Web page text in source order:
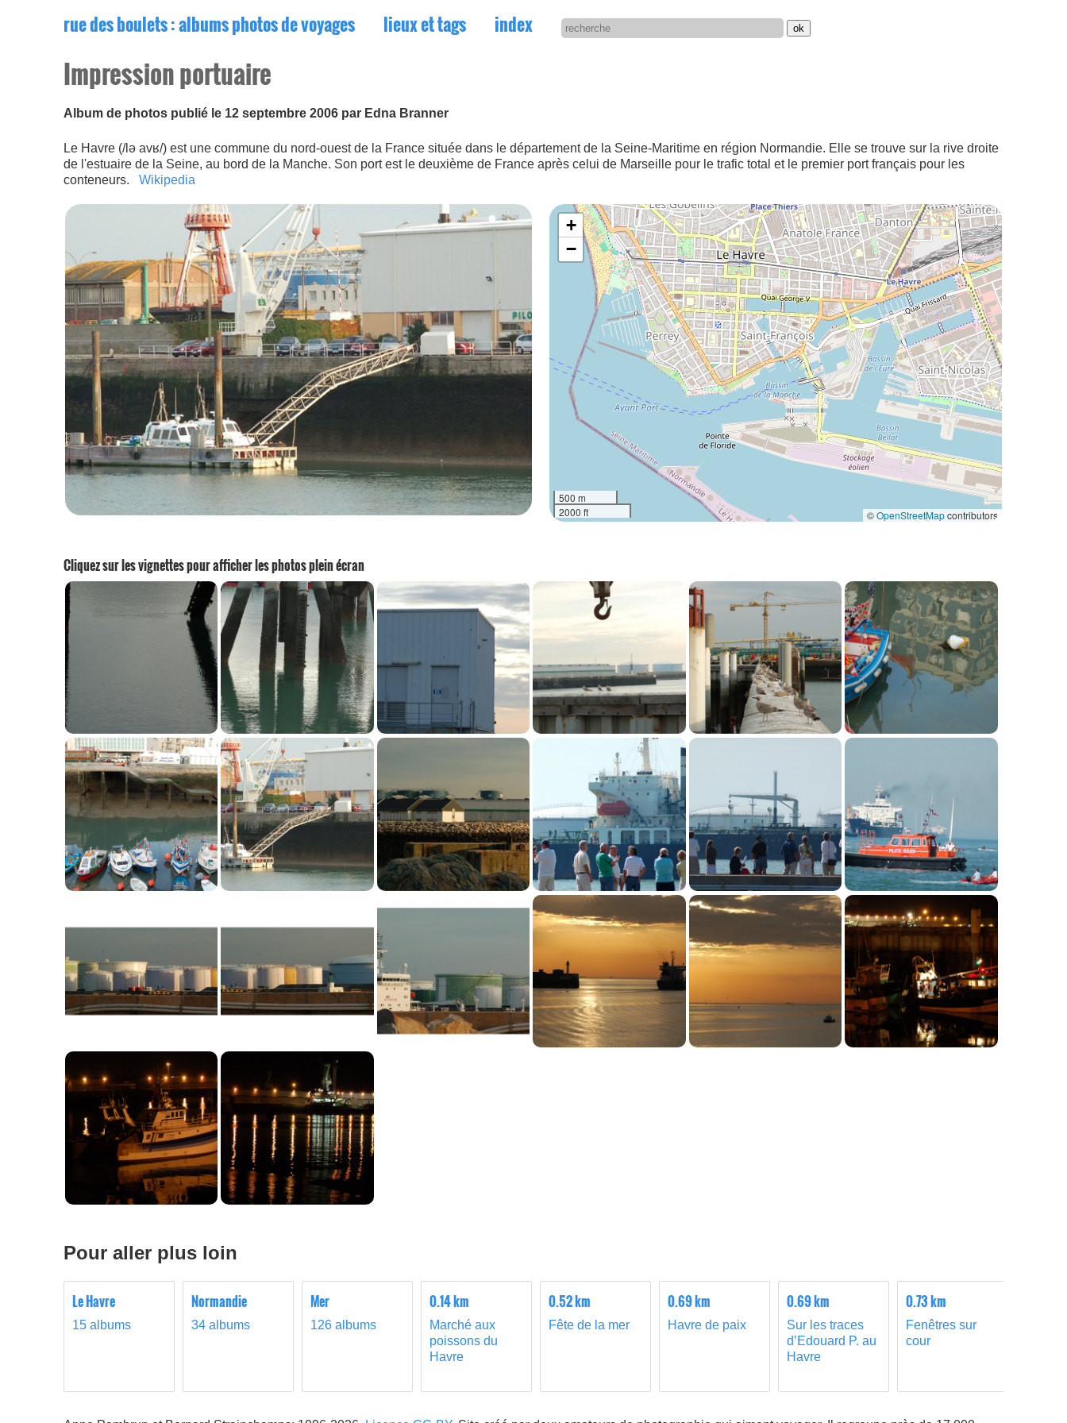
rue des boulets: albums photos de voyages lieux et tags index
Impression portuaire
Album de photos publié le 12 septembre 2006 par Edna Branner
Le Havre (/lə avʁ/) est une commune du nord-ouest de la France située dans le département de la Seine-Maritime en région Normandie. Elle se trouve sur la rive droite
de l'estuaire de la Seine, au bord de la Manche. Son port est le deuxième de France après celui de Marseille pour le trafic total et le premier port français pour les
conteneurs. Wikipedia
+
−
500 m
2000 ft
©OpenStreetMapcontributors
Cliquez sur les vignettes pour afficher les photos plein écran
Pour aller plus loin
Le Havre
15 albums
Normandie
34 albums
Mer
126 albums
0.14 km
Marché aux
poissons du
Havre
0.52 km
Fête de la mer
0.69 km
Havre de paix
0.69 km
Sur les traces
d’Edouard P. au
Havre
0.73 km
Fenêtres sur
cour